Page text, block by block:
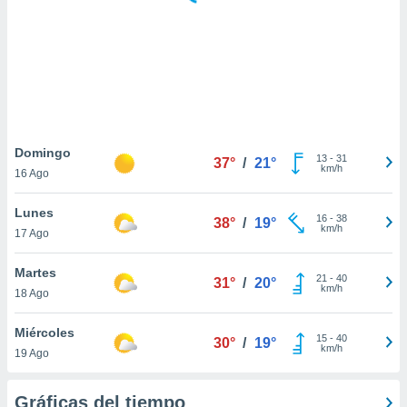
similares
como
sitio
de
traten tus
en
interés
su
Domingo
16 Ago
37° / 21° 13- 31
km/h
Lunes
17 Ago
38° / 19° 16- 38
km/h
Martes
18 Ago
31° / 20° 21 - 40
km/h
Miércoles
19 Ago
30° / 19° 15- 40
km/h
Gráficas del tiempo